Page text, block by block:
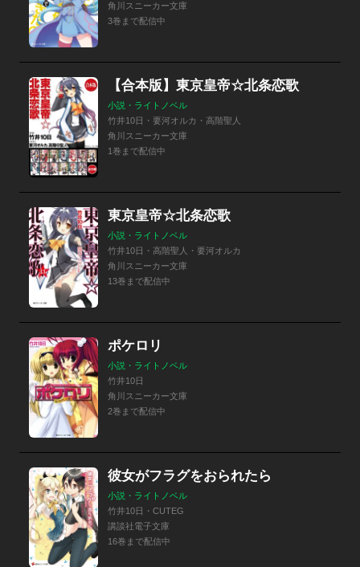
角川スニーカー文庫
3巻まで配信中
【合本版】東京皇帝☆北条恋歌
小説・ライトノベル
竹井10日・要河オルカ・高階聖人
角川スニーカー文庫
1巻まで配信中
東京皇帝☆北条恋歌
小説・ライトノベル
竹井10日・高階聖人・要河オルカ
角川スニーカー文庫
13巻まで配信中
ポケロリ
小説・ライトノベル
竹井10日
角川スニーカー文庫
2巻まで配信中
彼女がフラグをおられたら
小説・ライトノベル
竹井10日・CUTEG
講談社電子文庫
16巻まで配信中